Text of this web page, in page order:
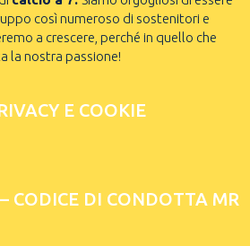
così numeroso di sostenitori e
a crescere, perché in quello che
la nostra passione!
E COOKIE
CODICE DI CONDOTTA MR